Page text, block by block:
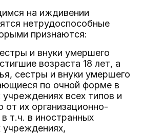
на иждивении
нетрудоспособные
признаются:
и внуки умершего
возраста 18 лет, а
сестры и внуки умершего
по очной форме в
всех типов и
от их организационно-
т.ч. в иностранных
учреждениях,